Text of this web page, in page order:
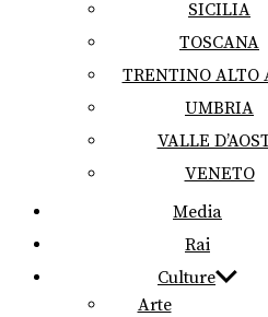
SICILIA
TOSCANA
TRENTINO ALTO
UMBRIA
VALLE
VENETO
Media
Rai
Culture
Arte